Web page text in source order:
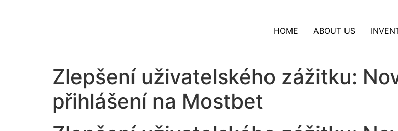
HOME ABOUT US
Zlepšení uživatelského zážitku:
přihlášení na Mostbet